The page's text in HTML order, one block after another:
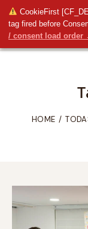
CookieFirst
tag fired before
/ consent load order
HOME